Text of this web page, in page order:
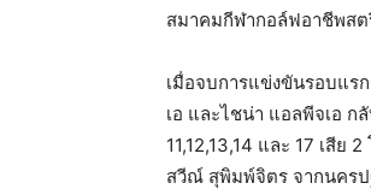
สมาคมกีฬากอล์ฟอาชีพสต
เมื่อจบการแข่งขันรอบแร
เอ และไชน่า แอลพีจเอ
11,12,13,14 และ 17 เสี
สวีณ์ สุพิมพ์จิตร จากนคร